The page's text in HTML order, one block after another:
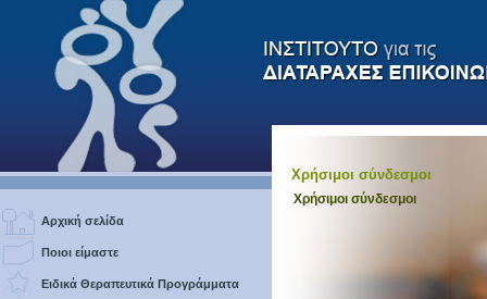
Αρχική σελίδα
Ποιοι είμαστε
Ειδικά Θεραπευτικά Προγράμματα
Χρήσιμοι σύνδεσμοι
Χρήσιμοι σύνδεσμοι